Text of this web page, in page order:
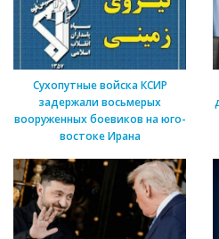
Сухопутные войска КСИР
задержали восьмерых
вооруженных боевиков на юго-
востоке Ирана